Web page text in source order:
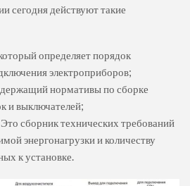
сегодня действуют такие
определяет порядок
электроприборов;
нормативы по сборке
и выключателей;
сборник технических требований
энергонагрузки и количеству
к установке.